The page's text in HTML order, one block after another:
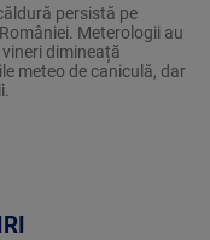
persistă pe
Meterologii au
dimineață
meteo de caniculă, dar